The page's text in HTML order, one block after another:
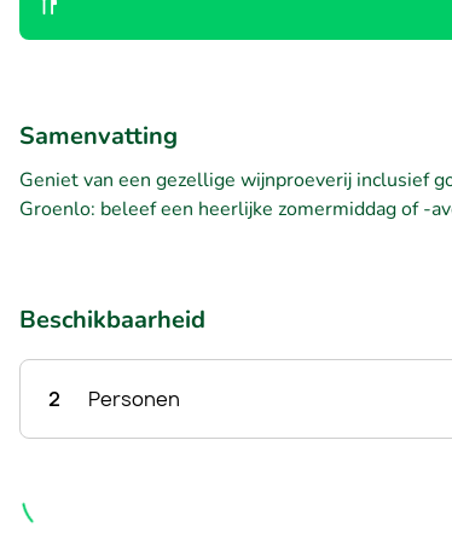
Samenvatting
Geniet van een gezellige wijnproeverij inclusief
Groenlo: beleef een heerlijke zomermiddag of -
Beschikbaarheid
2 Personen